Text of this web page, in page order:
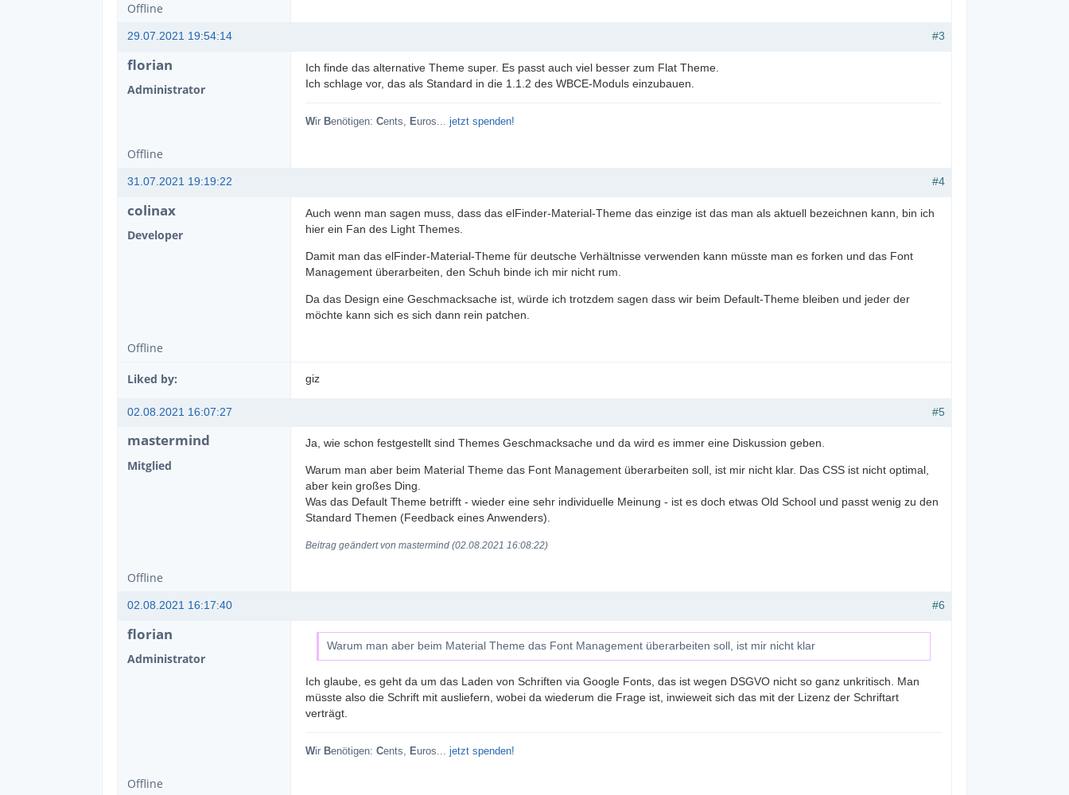
Offline
#3
29.07.2021 19:54:14
florian
Administrator
Ich finde das alternative Theme super. Es passt auch viel besser zum Flat Theme.
Ich schlage vor, das als Standard in die 1.1.2 des WBCE-Moduls einzubauen.
Wir Benötigen: Cents, Euros... jetzt spenden!
Offline
#4
31.07.2021 19:19:22
colinax
Developer
Auch wenn man sagen muss, dass das elFinder-Material-Theme das einzige ist das man als aktuell bezeichnen kann, bin ich
hier ein Fan des Light Themes.
Damit man das elFinder-Material-Theme für deutsche Verhältnisse verwenden kann müsste man es forken und das Font
Management überarbeiten, den Schuh binde ich mir nicht rum.
Da das Design eine Geschmacksache ist, würde ich trotzdem sagen dass wir beim Default-Theme bleiben und jeder der
möchte kann sich es sich dann rein patchen.
Offline
Liked by: giz
#5
02.08.2021 16:07:27
mastermind
Mitglied
Ja, wie schon festgestellt sind Themes Geschmacksache und da wird es immer eine Diskussion geben.
Warum man aber beim Material Theme das Font Management überarbeiten soll, ist mir nicht klar. Das CSS ist nicht optimal,
aber kein großes Ding.
Was das Default Theme betrifft - wieder eine sehr individuelle Meinung - ist es doch etwas Old School und passt wenig zu den
Standard Themen (Feedback eines Anwenders).
Beitrag geändert von mastermind (02.08.2021 16:08:22)
Offline
#6
02.08.2021 16:17:40
florian
Administrator
Warum man aber beim Material Theme das Font Management überarbeiten soll, ist mir nicht klar
Ich glaube, es geht da um das Laden von Schriften via Google Fonts, das ist wegen DSGVO nicht so ganz unkritisch. Man
müsste also die Schrift mit ausliefern, wobei da wiederum die Frage ist, inwieweit sich das mit der Lizenz der Schriftart
verträgt.
Wir Benötigen: Cents, Euros... jetzt spenden!
Offline